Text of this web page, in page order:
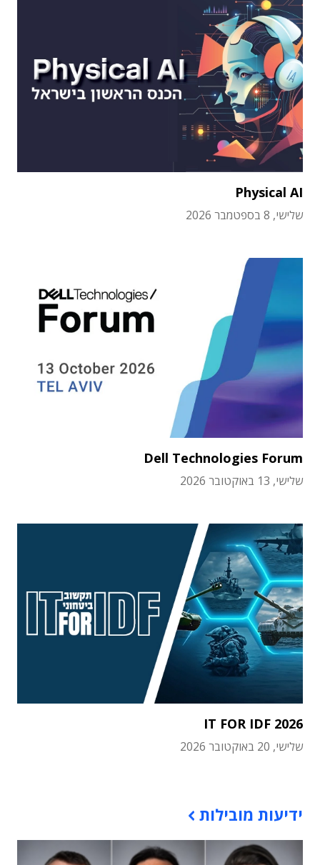
Physical AI
שלישי, 8 בספטמבר 2026
Dell Technologies Forum
שלישי, 13 באוקטובר 2026
IT FOR IDF 2026
שלישי, 20 באוקטובר 2026
ידיעות מובילות